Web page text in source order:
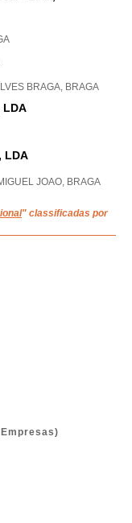
BRAGA, BRAGA
LDA
LDA
JOAO, BRAGA
" classificadas por